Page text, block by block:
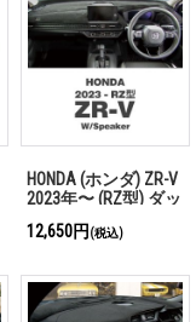
HONDA (ホンダ) ZR-V
2023年〜 (RZ型) ダッ
シュマット
12,650円 (税込)